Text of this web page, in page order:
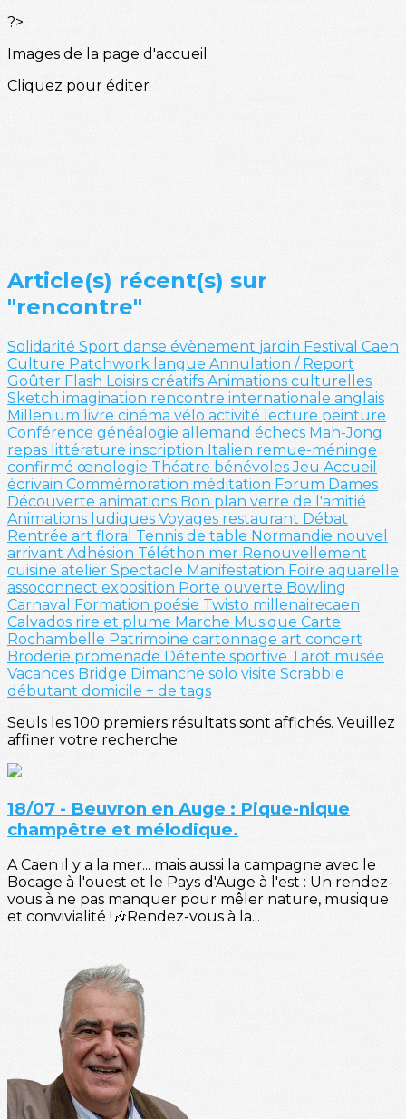
?>
Images de la page d'accueil
Cliquez pour éditer
Article(s) récent(s) sur
"rencontre"
Solidarité Sport danse évènement jardin Festival Caen
Culture Patchwork langue Annulation / Report
Goûter Flash Loisirs créatifs Animations culturelles
Sketch imagination rencontre internationale anglais
Millenium livre cinéma vélo activité lecture peinture
Conférence généalogie allemand échecs Mah-Jong
repas littérature inscription Italien remue-méninge
confirmé œnologie Théatre bénévolesJeu Accueil
écrivain Commémoration méditation Forum Dames
Découverte animations Bon plan verre de l'amitié
Animations ludiques Voyages restaurant Débat
Rentrée art floral Tennis de table Normandie nouvel
arrivant Adhésion Téléthon mer Renouvellement
cuisine atelier Spectacle Manifestation Foire aquarelle
assoconnect exposition Porte ouverte Bowling
Carnaval Formation poésie Twisto millenairecaen
Calvados rire et plume Marche Musique Carte
Rochambelle Patrimoine cartonnage art concert
Broderie promenade Détente sportive Tarot musée
Vacances Bridge Dimanche solo visite Scrabble
débutant domicile + de tags
Seuls les 100 premiers résultats sont affichés. Veuillez
affiner votre recherche.
18/07 - Beuvron en Auge : Pique-nique
champêtre et mélodique.
A Caen il y a la mer... mais aussi la campagne avec le
Bocage à l'ouest et le Pays d'Auge à l'est : Un rendez-
vous à ne pas manquer pour mêler nature, musique
et convivialité !🎶Rendez-vous à la...